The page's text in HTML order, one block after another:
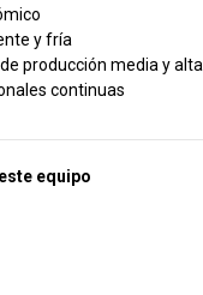
y fría
producción media y alta
continuas
equipo